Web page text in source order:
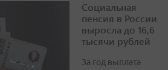
Социальная
пенсия в России
выросла до 16,6
тысячи рублей
За год выплата